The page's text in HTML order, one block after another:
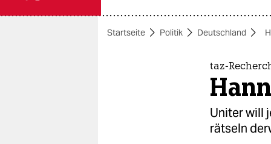
themen
Startseite Politik Deutschland
taz-
Uniter will
rätseln